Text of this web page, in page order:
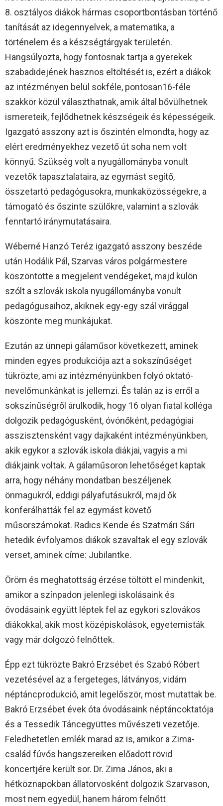
8. osztályos diákok hármas csoportbontásban történő
tanítását az idegennyelvek, a matematika, a
történelem és a készségtárgyak területén.
Hangsúlyozta, hogy fontosnak tartja a gyerekek
szabadidejének hasznos eltöltését is, ezért a diákok
az intézményen belül sokféle, pontosan16-féle
szakkör közül választhatnak, amik által bővülhetnek
ismereteik, fejlődhetnek készségeik és képességeik.
Igazgató asszony azt is őszintén elmondta, hogy az
elért eredményekhez vezető út soha nem volt
könnyű. Szükség volt a nyugállományba vonult
vezetők tapasztalataira, az egymást segítő,
összetartó pedagógusokra, munkaközösségekre, a
támogató és őszinte szülőkre, valamint a szlovák
fenntartó iránymutatásaira.
Wéberné Hanzó Teréz igazgató asszony beszéde
után Hodálik Pál, Szarvas város polgármestere
köszöntötte a megjelent vendégeket, majd külön
szólt a szlovák iskola nyugállományba vonult
pedagógusaihoz, akiknek egy-egy szál virággal
köszönte meg munkájukat.
Ezután az ünnepi gálaműsor következett, aminek
minden egyes produkciója azt a sokszínűséget
tükrözte, ami az intézményünkben folyó oktató-
nevelőmunkánkat is jellemzi. És talán az is erről a
sokszínűségről árulkodik, hogy 16 olyan fiatal kolléga
dolgozik pedagógusként, óvónőként, pedagógiai
asszisztensként vagy dajkaként intézményünkben,
akik egykor a szlovák iskola diákjai, vagyis a mi
diákjaink voltak. A gálaműsoron lehetőséget kaptak
arra, hogy néhány mondatban beszéljenek
önmagukról, eddigi pályafutásukról, majd ők
konferálhatták fel az egymást követő
műsorszámokat. Radics Kende és Szatmári Sári
hetedik évfolyamos diákok szavaltak el egy szlovák
verset, aminek címe: Jubilantke.
Öröm és meghatottság érzése töltött el mindenkit,
amikor a színpadon jelenlegi iskolásaink és
óvodásaink együtt léptek fel az egykori szlovákos
diákokkal, akik most középiskolások, egyetemisták
vagy már dolgozó felnőttek.
Épp ezt tükrözte Bakró Erzsébet és Szabó Róbert
vezetésével az a fergeteges, látványos, vidám
néptáncprodukció, amit legelőször, most mutattak be.
Bakró Erzsébet évek óta óvodásaink néptáncoktatója
és a Tessedik Táncegyüttes művészeti vezetője.
Feledhetetlen emlék marad az is, amikor a Zima-
család fúvós hangszereiken előadott rövid
koncertjére került sor. Dr. Zima János, aki a
hétköznapokban állatorvosként dolgozik Szarvason,
most nem egyedül, hanem három felnőtt